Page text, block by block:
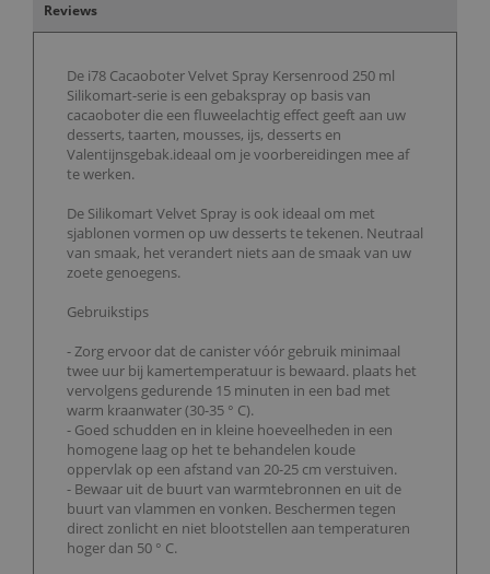
Reviews
De i78 Cacaoboter Velvet Spray Kersenrood 250 ml
Silikomart-serie is een gebakspray op basis van
cacaoboter die een fluweelachtig effect geeft aan uw
desserts, taarten, mousses, ijs, desserts en
Valentijnsgebak.ideaal om je voorbereidingen mee af
te werken.
De Silikomart Velvet Spray is ook ideaal om met
sjablonen vormen op uw desserts te tekenen. Neutraal
van smaak, het verandert niets aan de smaak van uw
zoete genoegens.
Gebruikstips
- Zorg ervoor dat de canister vóór gebruik minimaal
twee uur bij kamertemperatuur is bewaard. plaats het
vervolgens gedurende 15 minuten in een bad met
warm kraanwater (30-35 ° C).
- Goed schudden en in kleine hoeveelheden in een
homogene laag op het te behandelen koude
oppervlak op een afstand van 20-25 cm verstuiven.
- Bewaar uit de buurt van warmtebronnen en uit de
buurt van vlammen en vonken. Beschermen tegen
direct zonlicht en niet blootstellen aan temperaturen
hoger dan 50 ° C.